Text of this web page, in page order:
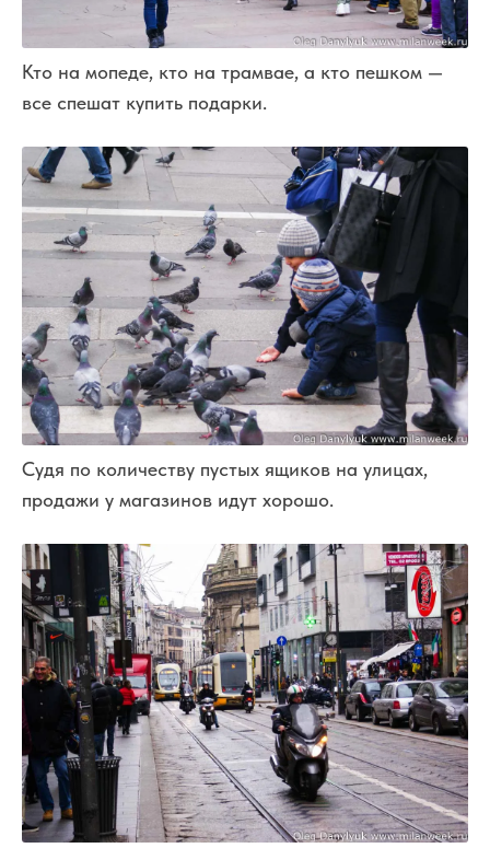
Кто на мопеде, кто на трамвае, а кто пешком —
все спешат купить подарки.
Судя по количеству пустых ящиков на улицах,
продажи у магазинов идут хорошо.